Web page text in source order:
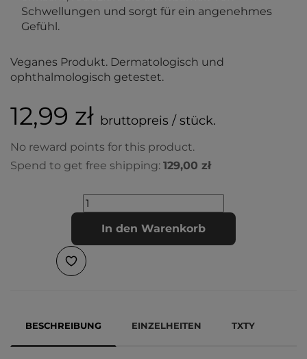
Schwellungen und sorgt für ein angenehmes
Gefühl.
Veganes Produkt. Dermatologisch und
ophthalmologisch getestet.
12,99 zł bruttopreis / stück.
No reward points for this product.
Spend to get free shipping: 129,00 zł
In den Warenkorb
BESCHREIBUNG EINZELHEITEN TXTY